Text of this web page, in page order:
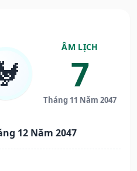
ÂM LỊCH
7
Tháng 11 Năm 2047
12 Năm 2047